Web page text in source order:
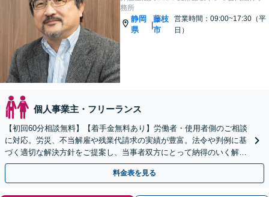
務所
静岡
県
|
藤枝
市
営業時間：09:00~17:30（平
日）
個人事業主・フリーランス
【初回60分相談無料】【着手金無料あり】労働者・使用者側のご相談
に対応。労災、不当解雇や残業代請求の実績が豊富。法令や判例に基
づく適切な解決方針をご提案し、当事者双方にとって納得のいく解決
を目指します【当日／休日／夜間／電話相談可】
料金表を見る